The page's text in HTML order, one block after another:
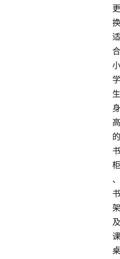
更
换
适
合
小
学
生
身
高
的
书
柜
、
书
架
及
课
桌